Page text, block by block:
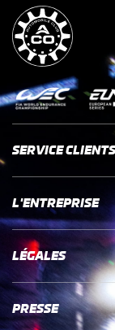
SERVICE CLIENTS
L'ENTREPRISE
LÉGALES
PRESSE